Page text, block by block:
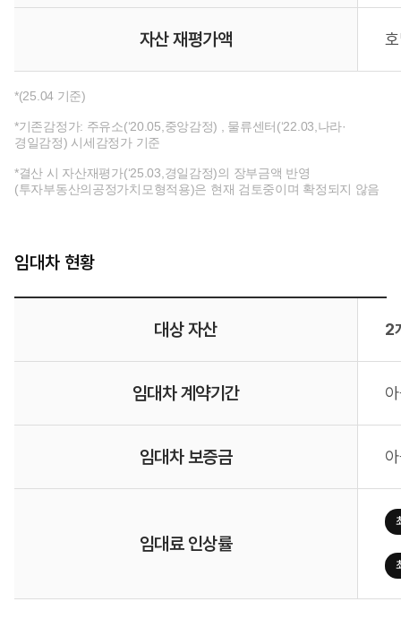
자산 재평가액
*(25.04 기준)
*기존감정가: 주유소(‘20.05,중앙감정) , 물류센터(‘22.03,나라·
경일감정) 시세감정가 기준
*결산 시 자산재평가(‘25.03,경일감정)의 장부금액 반영
(투자부동산의공정가치모형적용)은 현재 검토중이며 확정되지 않음
임대차 현황
대상 자산 2
임대차 계약기간
임대차 보증금
임대료 인상률